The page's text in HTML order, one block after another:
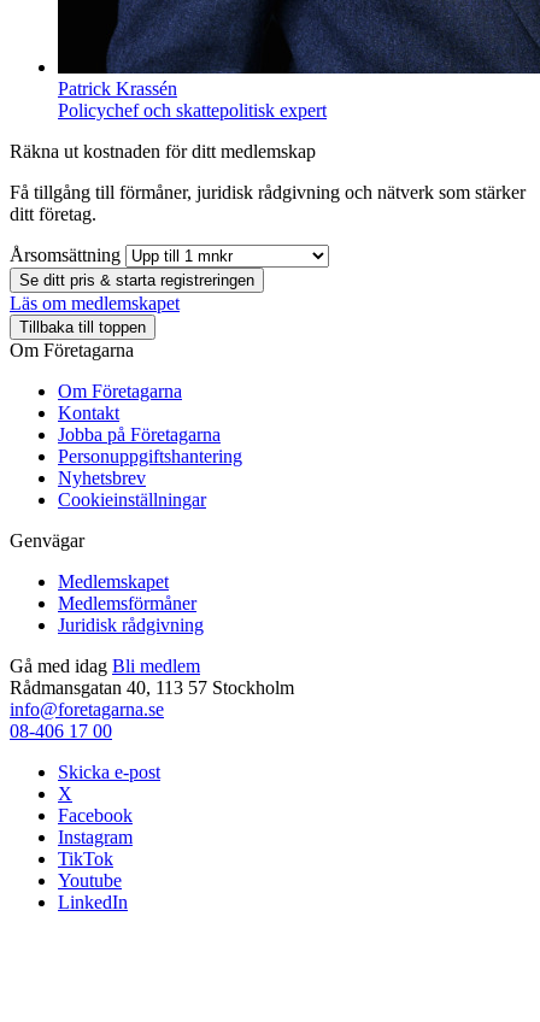
Patrick Krassén
Policychef och skattepolitisk expert
Räkna ut kostnaden för ditt medlemskap
Få tillgång till förmåner, juridisk rådgivning och nätverk som stärker
ditt företag.
Årsomsättning
Se ditt pris & starta registreringen
Läs om medlemskapet
Tillbaka till toppen
Om Företagarna
Om Företagarna
Kontakt
Jobba på Företagarna
Personuppgiftshantering
Nyhetsbrev
Cookieinställningar
Genvägar
Medlemskapet
Medlemsförmåner
Juridisk rådgivning
Gå med idag Bli medlem
Rådmansgatan 40, 113 57 Stockholm
info@foretagarna.se
08-406 17 00
Skicka e-post
X
Facebook
Instagram
TikTok
Youtube
LinkedIn